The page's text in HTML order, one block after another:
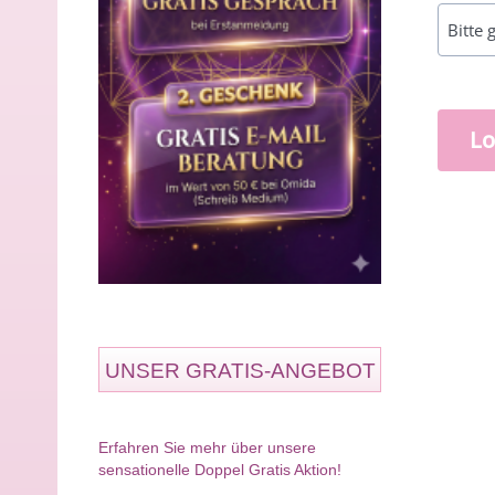
UNSER GRATIS-ANGEBOT
Erfahren Sie mehr über unsere
sensationelle Doppel Gratis Aktion!